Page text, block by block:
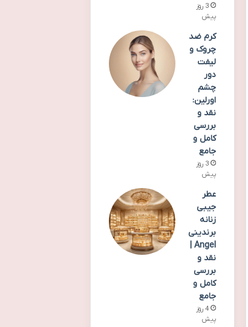
3 روز
پیش
کرم ضد
چروک و
لیفت
دور
چشم
اورلین:
نقد و
بررسی
کامل و
جامع
3 روز
پیش
عطر
جیبی
زنانه
برندینی
Angel |
نقد و
بررسی
کامل و
جامع
4 روز
پیش